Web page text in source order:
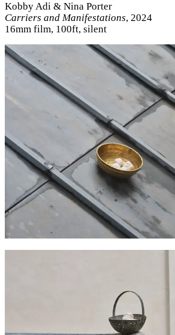
Kobby Adi & Nina Porter
Carriers and Manifestations, 2024
16mm film, 100ft, silent